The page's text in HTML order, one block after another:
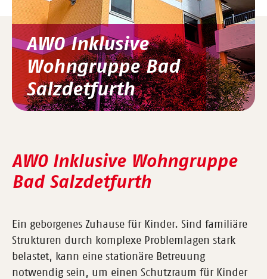
AWO Inklusive
Wohngruppe Bad
Salzdetfurth
AWO Inklusive Wohngruppe
Bad Salzdetfurth
Ein geborgenes Zuhause für Kinder. Sind familiäre
Strukturen durch komplexe Problemlagen stark
belastet, kann eine stationäre Betreuung
notwendig sein, um einen Schutzraum für Kinder